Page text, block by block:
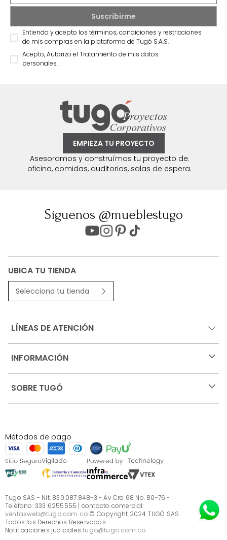
Entiendo y acepto los términos, condiciones y restricciones
de mis compras en la plataforma de Tugó S.A.S.
Acepto, Autorizo el Tratamiento de mis datos
personales.
EMPIEZA TU PROYECTO
Asesoramos y construímos tu proyecto de:
oficina, comidas, auditorios, salas de espera.
Síguenos @mueblestugo
UBICA TU TIENDA
Selecciona tu tienda
LÍNEAS DE ATENCIÓN
INFORMACIÓN +
Ofertas vigentes
Términos, condiciones y restricciones para productos
S.A.S
Términos, condiciones y restricciones Tugó S.A.S
Instructivo cuidado de muebles
Sé parte de Tugó
¿Quiénes somos?
Servicio al cliente
SOBRE TUGÓ +
¿Quieres vender en Tugó?
Métodos de pago
Tugo SAS - Nit. 830.087.848-3 - Av Cra 68 No. 80-76 -
Teléfono: 333 6255555 | contacto comercial:
ventasweb@tugo.com.co © Copyright 2024 TUGÓ SAS.
Todos los Derechos Reservados.
Notificaciones judicialestugo@tugo.com.co